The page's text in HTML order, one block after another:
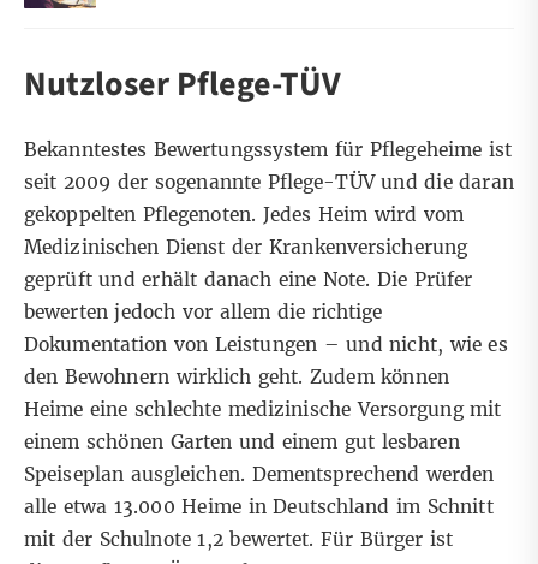
Nutzloser Pflege-TÜV
Bekanntestes Bewertungssystem für Pflegeheime ist
seit 2009 der sogenannte Pflege-TÜV und die daran
gekoppelten Pflegenoten. Jedes Heim wird vom
Medizinischen Dienst der Krankenversicherung
geprüft und erhält danach eine Note. Die Prüfer
bewerten jedoch vor allem die richtige
Dokumentation von Leistungen – und nicht, wie es
den Bewohnern wirklich geht. Zudem können
Heime eine schlechte medizinische Versorgung mit
einem schönen Garten und einem gut lesbaren
Speiseplan ausgleichen. Dementsprechend werden
alle etwa 13.000 Heime in Deutschland im Schnitt
mit der Schulnote 1,2 bewertet. Für Bürger ist